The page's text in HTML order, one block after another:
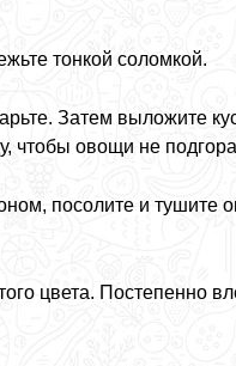
тонкой соломкой.
Затем выложите
чтобы овощи не
посолите и тушите
цвета. Постепенно